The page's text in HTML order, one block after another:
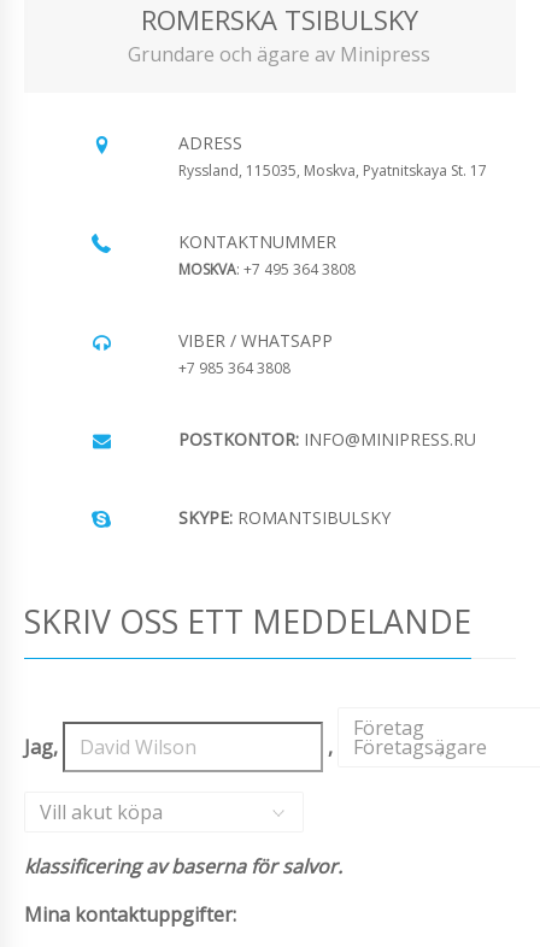
ROMERSKA TSIBULSKY
Grundare och ägare av Minipress
ADRESS
Ryssland, 115035, Moskva, Pyatnitskaya St. 17
KONTAKTNUMMER
MOSKVA: +7 495 364 3808
VIBER / WHATSAPP
+7 985 364 3808
POSTKONTOR: INFO@MINIPRESS.RU
SKYPE: ROMANTSIBULSKY
SKRIV OSS ETT MEDDELANDE
Jag, ,
Företag
Företagsägare
,
Vill akut köpa
klassificering av baserna för salvor.
Mina kontaktuppgifter: